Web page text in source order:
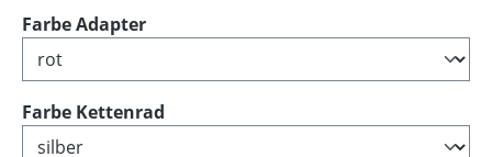
Farbe Adapterauswählen
Farbe Kettenrad